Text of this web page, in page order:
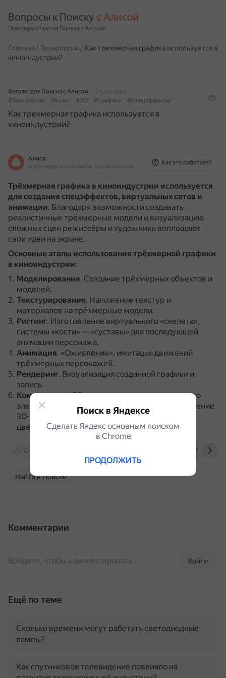
Вопросы к Поиску с Алисой
Примеры ответов Поиска с Алисой
Главная / Технологии / Как трехмерная графика используется в
киноиндустрии?
Вопрос для Поиска с Алисой
24 декабря
#Технологии
#Кино #3D #Графика #Спецэффекты
Как трехмерная графика используется в
киноиндустрии?
Алиса
На основе источников, возможны неточности
Как это работает?
Трёхмерная графика в киноиндустрии используется
для создания спецэффектов, виртуальных сетов и
анимации. Благодаря возможности создавать
реалистичные трёхмерные модели и визуализацию
сложных сцен режиссёры и художники воплощают
свои идеи на экране.
Основные этапы использования трёхмерной графики
в киноиндустрии:
Моделирование. Создание трёхмерных объектов и
моделей.
Текстурирование. Наложение текстур и
материалов на трёхмерные модели.
Риггинг. Изготовление виртуального «скелета»,
системы «кости» — «суставы» для последующей
анимации персонажа.
Анимация. «Оживление», имитация движений
трёхмерных персонажей.
Рендеринг. Визуализация созданной графики и
запись.
Композитинг.Объединение каждого отдельного
элемента в финальную сцену.
Например, внедрение
3D-сцен в отснятый видеоматериал, коррекция
цветов и добавление эффектов.
0
Найти в Поиске
Комментарии
Войти
Войдите, чтобы комментировать
Ещё по теме
Сколько времени могут работать светодиодные
лампы?
Как спутниковое телевидение повлияло на
Поиск в Яндексе
Сделать Яндекс основным поиском
в Сhrome
ПРОДОЛЖИТЬ